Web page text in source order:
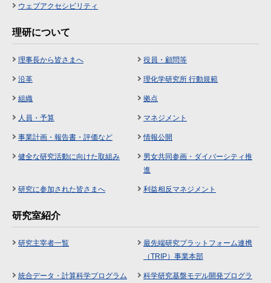
ウェブアクセシビリティ
理研について
理事長から皆さまへ 役員・顧問等
沿革 理化学研究所 行動規範
組織 拠点
人員・予算 マネジメント
事業計画・報告書・評価など 情報公開
健全な研究活動に向けた取組み
男女共同参画・ダイバーシティ推
進
研究に参加された皆さまへ 利益相反マネジメント
研究室紹介
研究主宰者一覧
最先端研究プラットフォーム連携
（TRIP）事業本部
統合データ・計算科学プログラム
科学研究基盤モデル開発プログラ